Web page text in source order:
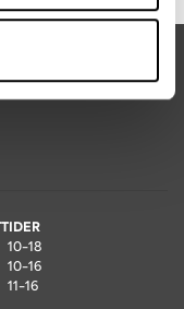
10-18
10-16
11-16